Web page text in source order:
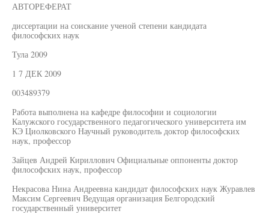
АВТОРЕФЕРАТ
диссертации на соискание ученой степени кандидата
философских наук
Тула 2009
1 7 ДЕК 2009
003489379
Работа выполнена на кафедре философии и социологии
Калужского государственного педагогического университета им
КЭ Циолковского Научный руководитель доктор философских
наук, профессор
Зайцев Андрей Кириллович Официальные оппоненты доктор
философских наук, профессор
Некрасова Нина Андреевна кандидат философских наук Журавлев
Максим Сергеевич Ведущая организация Белгородский
государственный университет